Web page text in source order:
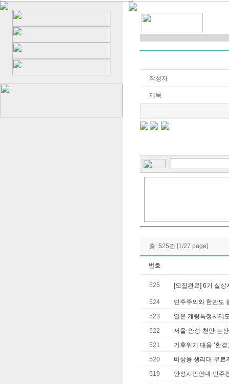
작성자
제목
총: 525건 [1/27 page]
번호
525 [모집완료] 6기 실
524
민주주의와 한반도
523
일본 계량특정시제
522
서울-안성-천안-논
521
기후위기 대응 ‘환
520
비상용 생리대 무료
519
안성시민연대·민주